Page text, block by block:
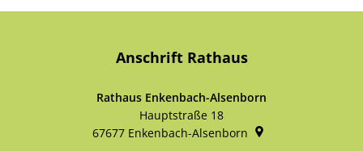
Anschrift Rathaus
Rathaus Enkenbach-Alsenborn
Hauptstraße 18
67677 Enkenbach-Alsenborn